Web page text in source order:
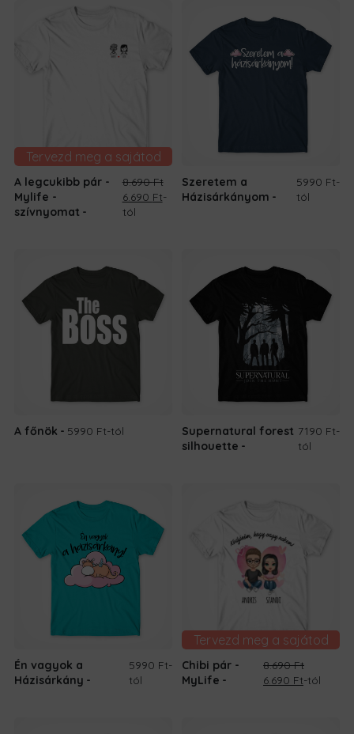
Tervezd meg a sajátod
A legcukibb pár -
Mylife -
szívnyomat
8.690Ft
Original
price
6.690 FtCurrent
-
tól
Szeretem a
Házisárkányom
5990 Ft-
tól
A főnök 5990 Ft-tól
Supernatural forest
silhouette
7190 Ft-
tól
Én vagyok a
Házisárkány
5990 Ft-
tól
Tervezd meg a sajátod
Chibi pár -
MyLife
8.690Ft
Original
6.690 FtCurrent
-tól